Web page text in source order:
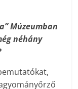
Múzeumban
néhány